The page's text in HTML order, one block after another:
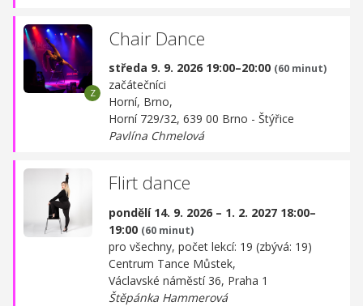
Chair Dance
středa 9. 9. 2026 19:00–20:00 (60 minut)
začátečníci
Horní, Brno,
Horní 729/32, 639 00 Brno - Štýřice
Pavlína Chmelová
Flirt dance
pondělí 14. 9. 2026 – 1. 2. 2027 18:00–
19:00 (60 minut)
pro všechny, počet lekcí: 19 (zbývá: 19)
Centrum Tance Můstek,
Václavské náměstí 36, Praha 1
Štěpánka Hammerová